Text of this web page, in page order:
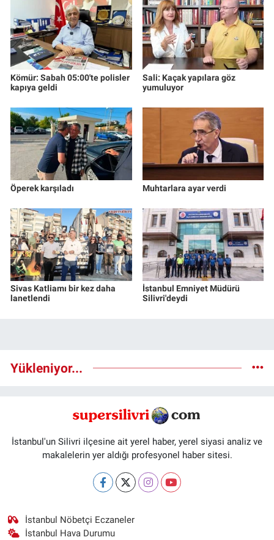
Kömür: Sabah 05:00'te polisler
kapıya geldi
Sali: Kaçak yapılara göz
yumuluyor
Öperek karşıladı Muhtarlara ayar verdi
Sivas Katliamı bir kez daha
lanetlendi
İstanbul Emniyet Müdürü
Silivri'deydi
Yükleniyor...
İstanbul'un Silivri ilçesine ait yerel haber, yerel siyasi analiz ve
makalelerin yer aldığı profesyonel haber sitesi.
İstanbul Nöbetçi Eczaneler
İstanbul Hava Durumu